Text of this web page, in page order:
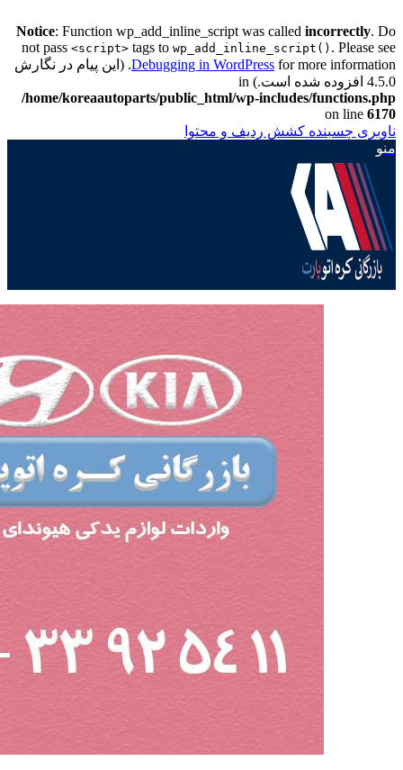
Notice: Function wp_add_inline_script was called incorrectly. Do
not pass <script> tags to wp_add_inline_script() . Please see
Debugging in WordPressfor more information. (این پیام در نگارش
4.5.0 افزوده شده است.) in
/home/koreaautoparts/public_html/wp-includes/functions.php
on line 6170
ناوبری چسبنده کشش ردیف و محتوا
منو